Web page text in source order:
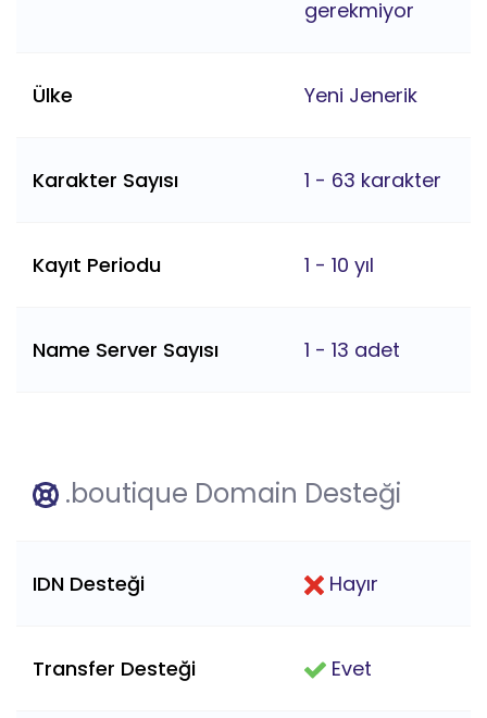
gerekmiyor
Ülke Yeni Jenerik
Karakter Sayısı 1 - 63 karakter
Kayıt Periodu 1 - 10 yıl
Name Server Sayısı 1 - 13 adet
.boutique Domain Desteği
IDN Desteği Hayır
Transfer Desteği Evet